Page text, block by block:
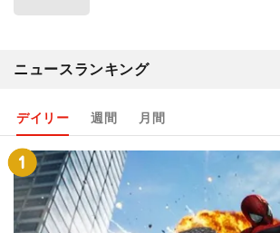
ニュースランキング
デイリー 週間 月間